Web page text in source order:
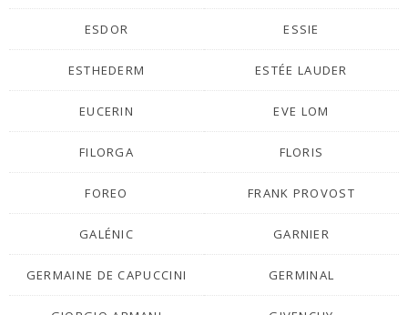
ESDOR ESSIE
ESTHEDERM ESTÉE LAUDER
EUCERIN EVE LOM
FILORGA FLORIS
FOREO FRANK PROVOST
GALÉNIC GARNIER
GERMAINE DE CAPUCCINI GERMINAL